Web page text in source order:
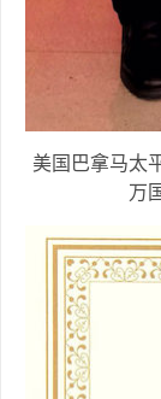
美国巴拿马太
万